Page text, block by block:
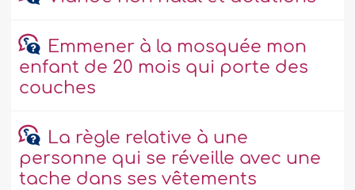
Emmener à la mosquée mon
enfant de 20 mois qui porte des
couches
La règle relative à une
personne qui se réveille avec une
tache dans ses vêtements